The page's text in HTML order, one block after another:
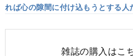
れば心の隙間に付け込もうとする
教が必要とされてきた」
雑誌の購入はこ